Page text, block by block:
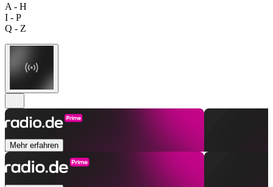
A - H
I - P
Q - Z
Mehr erfahren